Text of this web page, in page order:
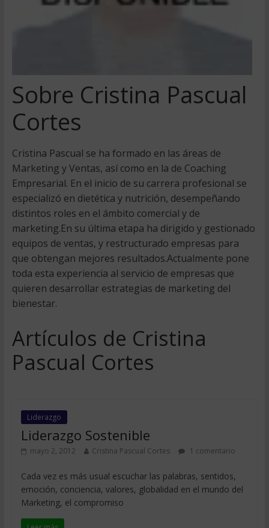
Sobre Cristina Pascual
Cortes
Cristina Pascual se ha formado en las áreas de
Marketing y Ventas, así como en la de Coaching
Empresarial. En el inicio de su carrera profesional se
especializó en dietética y nutrición, desempeñando
distintos roles en el ámbito comercial y de
marketing.En su última etapa ha dirigido y gestionado
equipos de ventas, y restructurado empresas para
que obtengan mejores resultados.Actualmente pone
toda esta experiencia al servicio de empresas que
quieren desarrollar estrategias de marketing del
bienestar.
Artículos de Cristina
Pascual Cortes
Liderazgo
Liderazgo Sostenible
mayo 2, 2012 Cristina Pascual Cortes 1 comentario
Cada vez es más usual escuchar las palabras, sentidos,
emoción, conciencia, valores, globalidad en el mundo del
Marketing, el compromiso